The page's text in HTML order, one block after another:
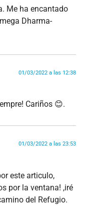
Me ha encantado
Dharma-
01/03/2022 a las 12:38
Cariños 😊.
01/03/2022 a las 23:53
este articulo,
por la ventana! ,iré
del Refugio.